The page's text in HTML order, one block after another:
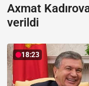
Axmat
verildi
18:23